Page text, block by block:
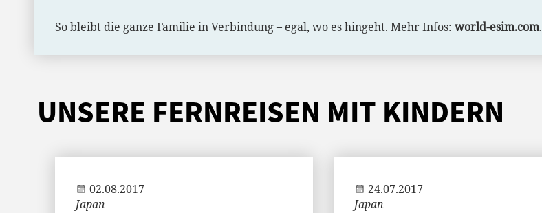
So bleibt die ganze Familie in Verbindung – egal, wo es hingeht. Mehr Infos: world-esim.com.
UNSERE FERNREISEN MIT KINDERN
02.08.2017
Japan
24.07.2017
Japan